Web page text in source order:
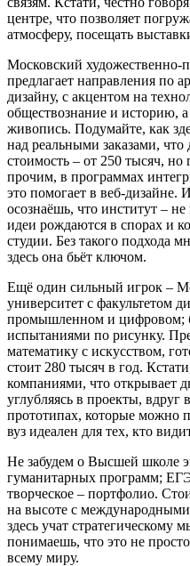
центре, что позволяет
атмосферу, посещать
Московский
предлагает направления по
дизайну, с акцентом на
обществознание и историю,
живопись. Подумайте, как
над реальными заказами,
стоимость – от 250 тысяч,
прочим, в программах
это помогает в веб-дизайне.
осознаёшь, что институт –
идеи рождаются в спорах и
студии. Без такого подхода
здесь она бьёт ключом.
Ещё один сильный игрок –
университет с факультетом
промышленном и цифровом;
испытаниями по рисунку.
математику с искусством,
стоит 280 тысяч в год.
компаниями, что открывает
углубляясь в проекты, вдруг
прототипах, которые можно
вуз идеален для тех, кто
Не забудем о Высшей школе
гуманитарных программ;
творческое – портфолио.
на высоте с
здесь учат стратегическому
понимаешь, что это не
всему миру.